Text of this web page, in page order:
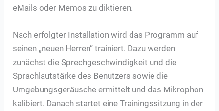
eMails oder Memos zu diktieren.
Nach erfolgter Installation wird das Programm auf
seinen „neuen Herren“ trainiert. Dazu werden
zunächst die Sprechgeschwindigkeit und die
Sprachlautstärke des Benutzers sowie die
Umgebungsgeräusche ermittelt und das Mikrophon
kalibiert. Danach startet eine Trainingssitzung in der